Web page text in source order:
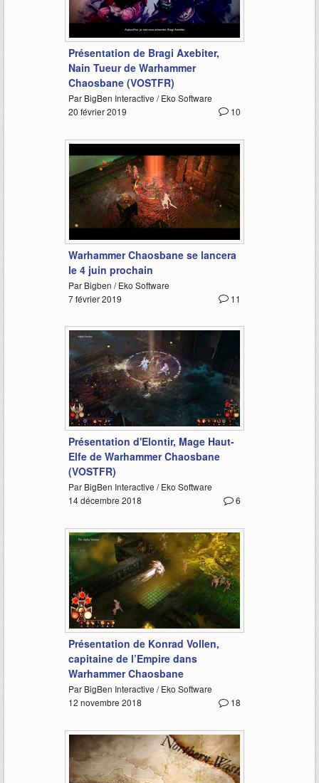
Présentation de Bragi Axebiter,
Nain Tueur de Warhammer
Chaosbane (VOSTFR)
Par BigBen Interactive / Eko Software
10
20 février 2019
1:23
Warhammer Chaosbane se lancera
le 4 juin prochain
Par Bigben / Eko Software
11
7 février 2019
2:49
Présentation d'Elontir, Mage Haut-
Elfe de Warhammer Chaosbane
(VOSTFR)
Par BigBen Interactive / Eko Software
6
14 décembre 2018
2:45
Présentation de Konrad Vollen,
capitaine de l’Empire dans
Warhammer Chaosbane
Par BigBen Interactive / Eko Software
18
12 novembre 2018